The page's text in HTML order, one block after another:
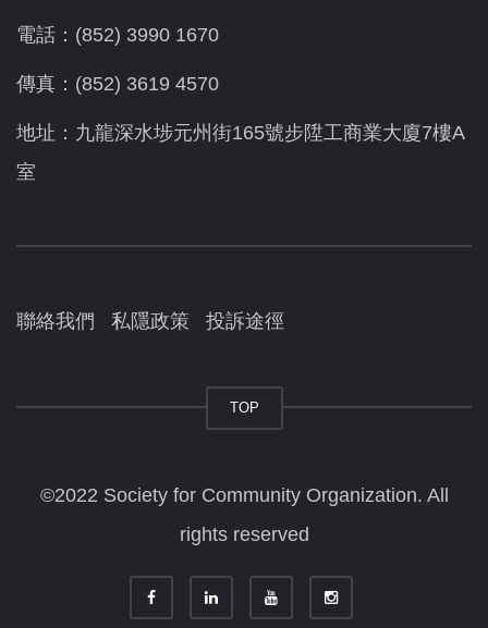
電話：(852) 3990 1670
傳真：(852) 3619 4570
地址：九龍深水埗元州街165號步陞工商業大廈7樓A
室
聯絡我們 私隱政策 投訴途徑
TOP
©2022 Society for Community Organization. All
rights reserved